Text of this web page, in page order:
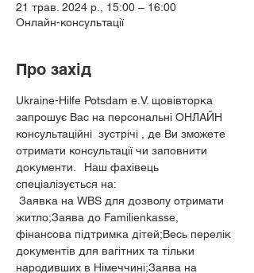
21 трав. 2024 р., 15:00 – 16:00
Онлайн-консультації
Про захід
Ukraine-Hilfe Potsdam e.V. щовівторка
запрошує Вас на персональні ОНЛАЙН
консультаційні  зустрічі , де Ви зможете
отримати консультації чи заповнити
документи.⠀Наш фахівець
спеціалізується на:
Заявка на WBS для дозволу отримати
житло;Заява до Familienkasse,
фінансова підтримка дітей;Весь перелік
документів для вагітних та тільки
народивших в Німеччині;Заява на